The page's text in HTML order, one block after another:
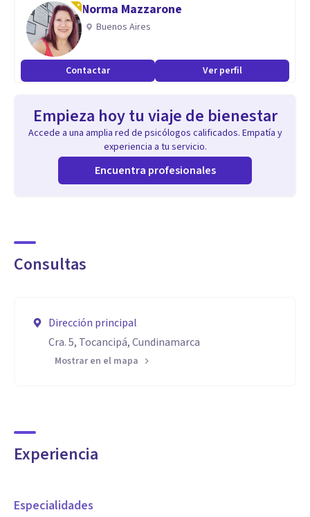
Norma Mazzarone
Buenos Aires
Contactar Ver perfil
Empieza hoy tu viaje de bienestar
Accede a una amplia red de psicólogos calificados. Empatía y
experiencia a tu servicio.
Encuentra profesionales
Consultas
Dirección principal
Cra. 5, Tocancipá, Cundinamarca
Mostrar en el mapa
Experiencia
Especialidades